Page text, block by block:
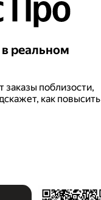
реальном
поблизости,
как повысить